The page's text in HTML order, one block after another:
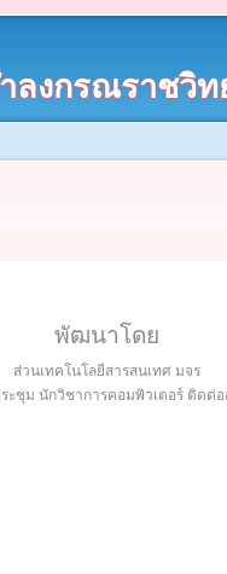
ลงกรณราชวิท
พัฒนาโดย
ส่วนเทคโนโลยีสารสนเทศ มจร
ชุม นักวิชาการคอมพิวเตอร์ ติดต่อ